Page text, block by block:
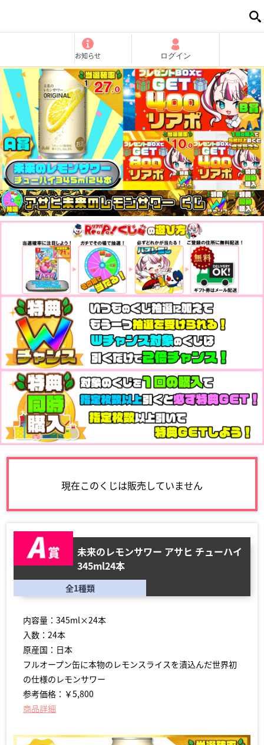
お知らせ ログイン
現在このくじは販売していません
未来のレモンサワー アサヒ チューハイ
345ml24本
全1種類
内容量：345ml×24本
入数：24本
原産国：日本
フルオープン缶に本物のレモンスライスを漬込んだ世界初
の仕様のレモンサワー
参考価格：￥5,800
商品詳細